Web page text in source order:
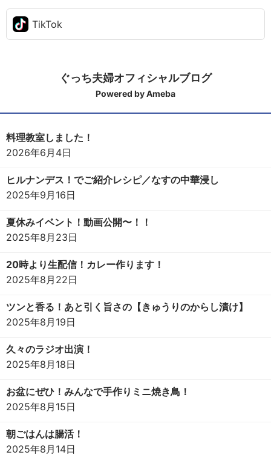
TikTok
ぐっち夫婦オフィシャルブログ
Powered by Ameba
料理教室しました！
2026年6月4日
ヒルナンデス！でご紹介レシピ／なすの中華浸し
2025年9月16日
夏休みイベント！動画公開〜！！
2025年8月23日
20時より生配信！カレー作ります！
2025年8月22日
ツンと香る！あと引く旨さの【きゅうりのからし漬け】
2025年8月19日
久々のラジオ出演！
2025年8月18日
お盆にぜひ！みんなで手作りミニ焼き鳥！
2025年8月15日
朝ごはんは腸活！
2025年8月14日